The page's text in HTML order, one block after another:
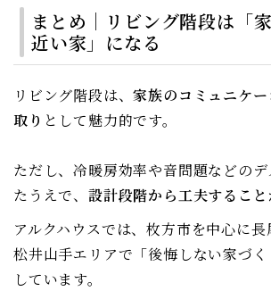
まとめ｜リビング階段は「
近い家」になる
リビング階段は、家族のコミュニケ
取り として魅力的です。
ただし、冷暖房効率や音問題などの
たうえで、 設計段階から工夫すること
アルクハウスでは、枚方市を中心に長
松井山手エリアで「後悔しない家づ
しています。